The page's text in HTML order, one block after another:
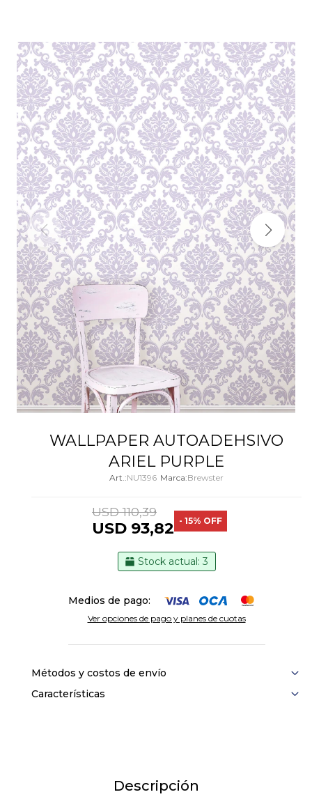
WALLPAPER AUTOADEHSIVO
ARIEL PURPLE
NU1396 Brewster
USD 93,82
USD 110,39
15
Stock actual: 3
Medios de pago:
Ver opciones de pago y planes de cuotas
Métodos y costos de envío
Características
Descripción